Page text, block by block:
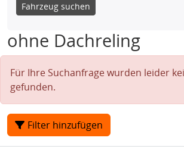
Fahrzeug suchen
ohne Dachreling
Für Ihre Suchanfrage wurden leider
gefunden.
Filter hinzufügen